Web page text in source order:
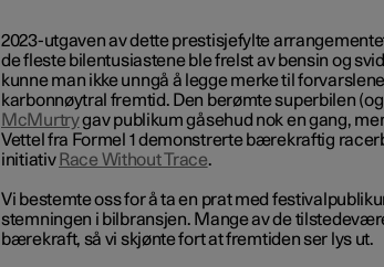
2023-utgaven av dette prestisjefylte
de fleste bilentusiastene ble frelst av bensin og
kunne man ikke unngå å legge merke til
karbonnøytral fremtid. Den berømte superbilen (og
McMurtrygav publikum gåsehud nok en gang,
Vettel fra Formel 1 demonstrerte bærekraftig
initiativ Race Without Trace.
Vi bestemte oss for å ta en prat med
stemningen i bilbransjen. Mange av de
bærekraft, så vi skjønte fort at fremtiden ser lys ut.